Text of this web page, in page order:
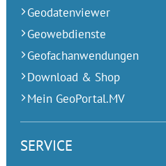
Geodatenviewer
Geowebdienste
Geofachanwendungen
Download & Shop
Mein GeoPortal.MV
SERVICE